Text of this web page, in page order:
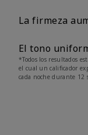
La firmeza
El tono
*Todos los resultados
el cual un calificador
cada noche durante 12